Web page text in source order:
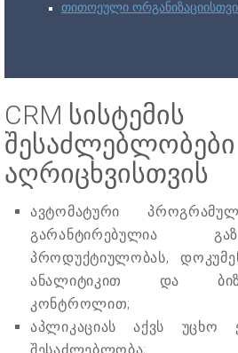
თითოეული
CRM სისტემის
აღრიცხვისთვის
ავტომატური
გარანტირებულია
პროდუქტიულობას,
ანალიტიკით და
კონტროლით;
აპლიკაციას აქვს უცხო